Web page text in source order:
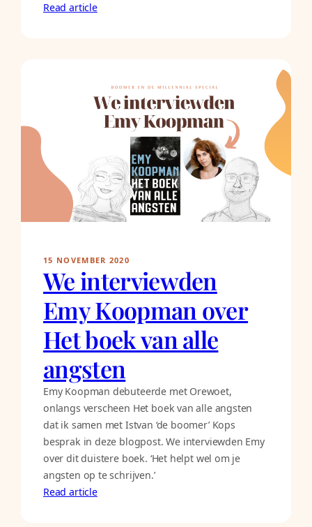
Read article
15 NOVEMBER 2020
We interviewden
Emy Koopman over
Het boek van alle
angsten
Emy Koopman debuteerde met Orewoet,
onlangs verscheen Het boek van alle angsten
dat ik samen met Istvan ‘de boomer’ Kops
besprak in deze blogpost. We interviewden Emy
over dit duistere boek. ‘Het helpt wel om je
angsten op te schrijven.’
Read article